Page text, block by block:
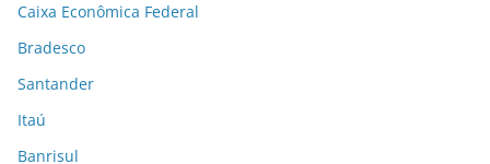
Caixa Econômica Federal
Bradesco
Santander
Itaú
Banrisul